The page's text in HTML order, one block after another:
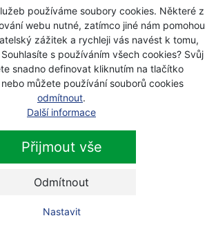
používáme soubory cookies. Některé z
webu nutné, zatímco jiné nám pomohou
zážitek a rychleji vás navést k tomu,
s používáním všech cookies? Svůj
snadno definovat kliknutím na tlačítko
nebo můžete používání souborů cookies
odmítnout.
Další informace
Přijmout vše
Odmítnout
Nastavit
7 690 Kč s DPH
Husqvarna 129 R křovinořez
Akce
Skladem
9 290 Kč
8 790 Kč
Husqvarna Aspire LC34 včetně
baterie a nabíječky akumulátorová
sekačka